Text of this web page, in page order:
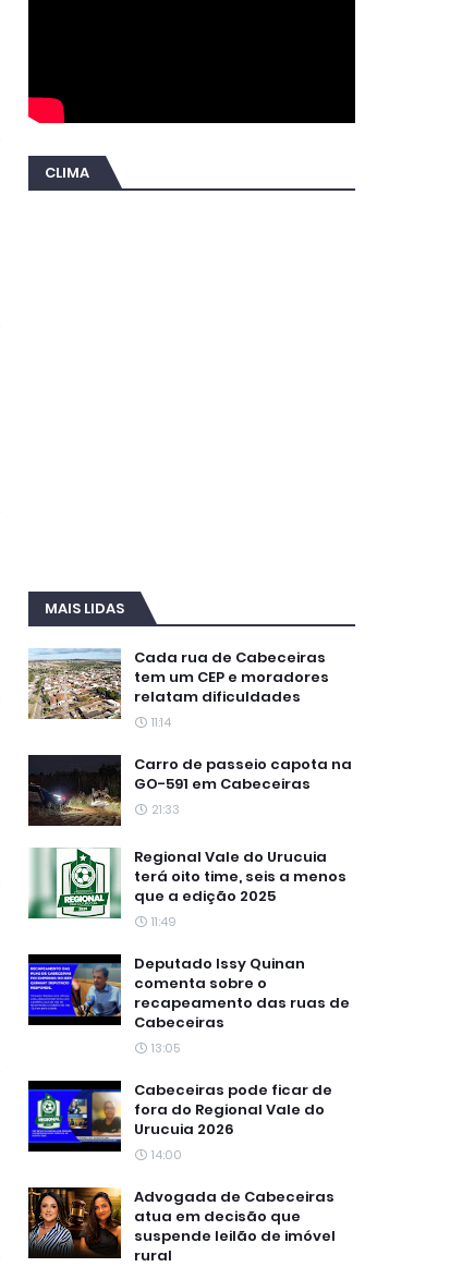
CLIMA
MAIS LIDAS
Cada rua de Cabeceiras
tem um CEP e moradores
relatam dificuldades
11:14
Carro de passeio capota na
GO-591 em Cabeceiras
21:33
Regional Vale do Urucuia
terá oito time, seis a menos
que a edição 2025
11:49
Deputado Issy Quinan
comenta sobre o
recapeamento das ruas de
Cabeceiras
13:05
Cabeceiras pode ficar de
fora do Regional Vale do
Urucuia 2026
14:00
Advogada de Cabeceiras
atua em decisão que
suspende leilão de imóvel
rural